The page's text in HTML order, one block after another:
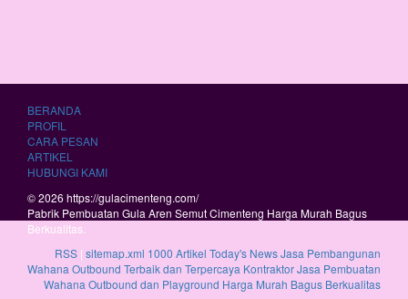
BERANDA
PROFIL
CARA PESAN
ARTIKEL
HUBUNGI KAMI
© 2026 https://gulacimenteng.com/
Pabrik Pembuatan Gula Aren Semut Cimenteng Harga Murah Bagus
Berkualitas.
RSS | sitemap.xml 1000 Artikel Today's NewsJasa Pembangunan
Wahana Outbound Terbaik dan Terpercaya Kontraktor Jasa Pembuatan
Wahana Outbound dan Playground Harga Murah Bagus Berkualitas